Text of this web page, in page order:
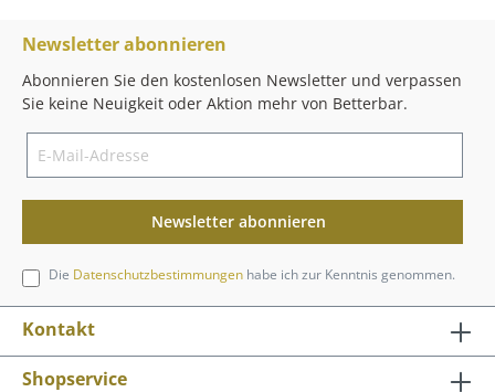
Newsletter abonnieren
Abonnieren Sie den kostenlosen Newsletter und verpassen
Sie keine Neuigkeit oder Aktion mehr von Betterbar.
Newsletter abonnieren
Die Datenschutzbestimmungen habe ich zur Kenntnis genommen.
Kontakt
Shopservice